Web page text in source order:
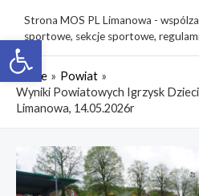
Open toolbar
content
Strona MOS PL Limanowa -
sportowe, sekcje sportowe,
Home
Powiat
Wyniki Powiatowych Igrzysk
Limanowa, 14.05.2026r